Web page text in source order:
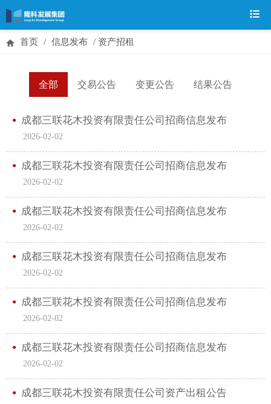
首页 / 信息发布 / 资产招租
全部 交易公告 变更公告 结果公告
成都三联花木投资有限责任公司招商信息发布
2026-02-02
成都三联花木投资有限责任公司招商信息发布
2026-02-02
成都三联花木投资有限责任公司招商信息发布
2026-02-02
成都三联花木投资有限责任公司招商信息发布
2026-02-02
成都三联花木投资有限责任公司招商信息发布
2026-02-02
成都三联花木投资有限责任公司招商信息发布
2026-02-02
成都三联花木投资有限责任公司资产出租公告